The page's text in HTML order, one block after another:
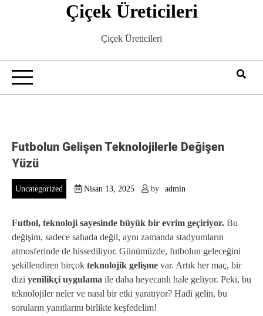
Çiçek Üreticileri
Çiçek Üreticileri
Futbolun Gelişen Teknolojilerle Değişen
Yüzü
Uncategorized Nisan 13, 2025 by admin
Futbol, teknoloji sayesinde büyük bir evrim geçiriyor. Bu
değişim, sadece sahada değil, aynı zamanda stadyumların
atmosferinde de hissediliyor. Günümüzde, futbolun geleceğini
şekillendiren birçok teknolojik gelişme var. Artık her maç, bir
dizi yenilikçi uygulama ile daha heyecanlı hale geliyor. Peki, bu
teknolojiler neler ve nasıl bir etki yaratıyor? Hadi gelin, bu
soruların yanıtlarını birlikte keşfedelim!